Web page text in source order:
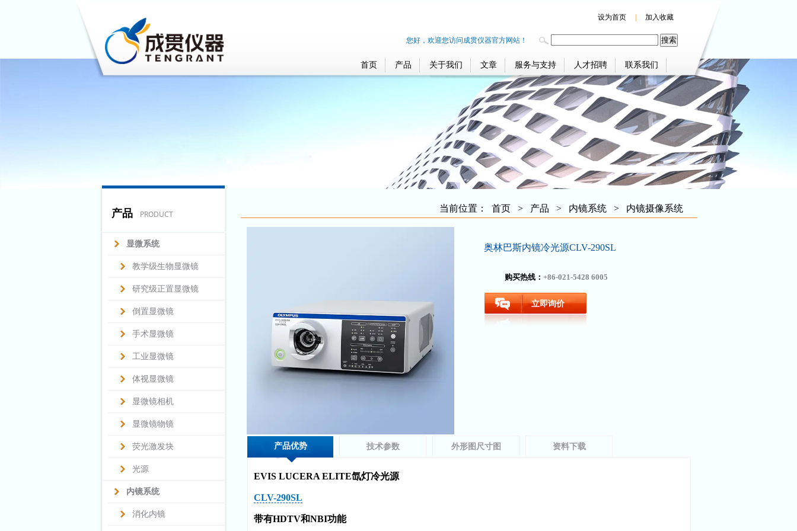
设为首页 加入收藏
您好，欢迎您访问成贯仪器官方网站！
首页 产品 关于我们 文章 服务与支持 人才招聘 联系我们
产品 PRODUCT
显微系统
教学级生物显微镜
研究级正置显微镜
倒置显微镜
手术显微镜
工业显微镜
体视显微镜
显微镜相机
显微镜物镜
荧光激发块
光源
内镜系统
消化内镜
当前位置： 首页 > 产品 > 内镜系统 > 内镜摄像系统
奥林巴斯内镜冷光源CLV-290SL
购买热线： +86-021-5428 6005
立即询价
产品优势 技术参数 外形图尺寸图 资料下载
EVIS LUCERA ELITE氙灯冷光源
CLV-290SL
带有HDTV和NBI功能